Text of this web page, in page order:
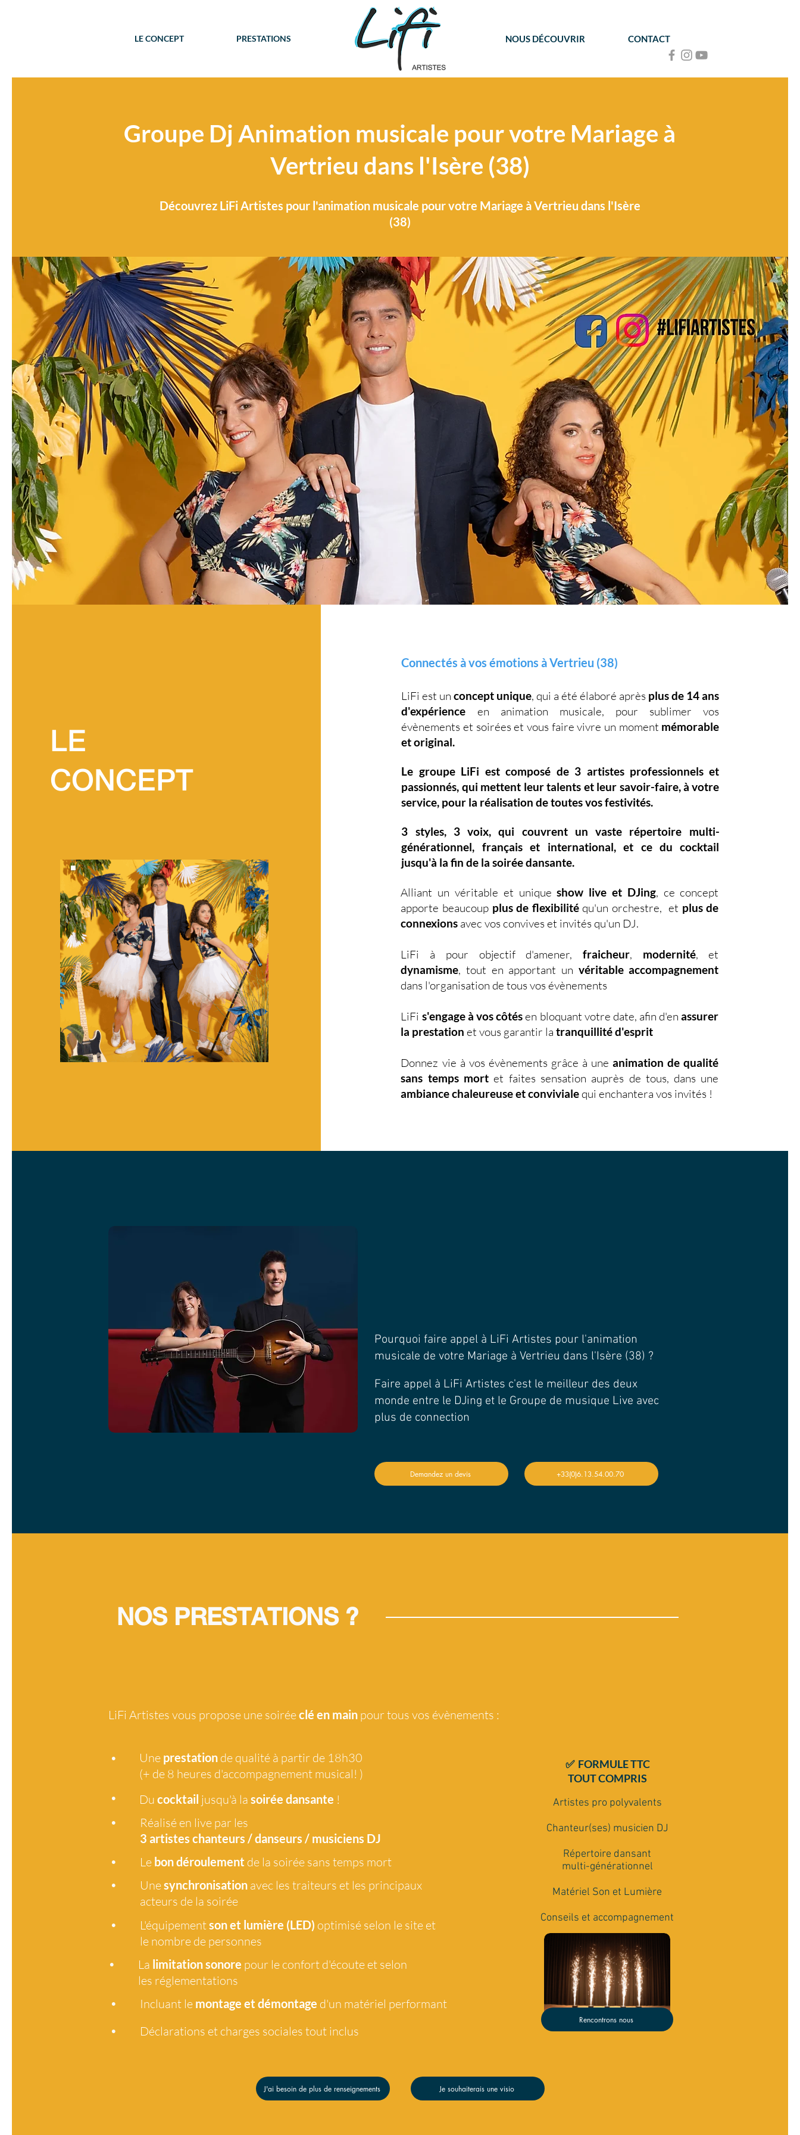
NOUS DÉCOUVRIR CONTACT
LE CONCEPT PRESTATIONS
Groupe Dj Animation musicale pour votre Mariage à
Vertrieu dans l'Isère (38)
Découvrez LiFi Artistes pour l'animation musicale pour votre Mariage à Vertrieu dans l'Isère
(38)
LE
CONCEPT
Connectés à vos émotions à Vertrieu (38)
LiFi est unconcept unique, qui a été élaboré après plus de 14 ans
d'expérience en animation musicale, pour sublimer vos
évènements et soirées et vous faire vivre un moment mémorable
et original.
Le groupe LiFi est composé de 3 artistes professionnels et
passionnés, qui mettent leurtalents et leur savoir-faire,à votre
service, pour la réalisation de toutes vos festivités.
3 styles, 3 voix,qui couvrent un vaste répertoire multi-
générationnel, français et international, et ce ducocktail
jusqu'à la fin de la soirée dansante.
Alliant un véritable et uniqueshow live et DJing, ce concept
apporte beaucoup plus de flexibilitéqu'un orchestre, et plus de
connexions avec vos convives et invités qu'un DJ.
LiFi à pour objectif d'amener,fraicheur, modernité, et
dynamisme, tout en apportant un véritable accompagnement
dans l'organisation de tous vos évènements
LiFi s'engage à vos côtésen bloquant votre date, afin d'enassurer
la prestationet vous garantir latranquillité d'esprit
Donnez vie à vos évènements grâce à uneanimation de qualité
sans temps mort et faites sensation auprès de tous, dans une
ambiance chaleureuse et convivialequi enchantera vos invités !
Pourquoi faire appel à LiFi Artistes pour l'animation
musicale de votre Mariage à Vertrieu dans l'Isère (38) ?
Faire appel à LiFi Artistes c'est le meilleur des deux
monde entre le DJing et le Groupe de musique Live avec
plus de connection
Demandez un devis +33(0)6.13.54.00.70
NOS PRESTATIONS ?
LiFi Artistes vous propose une soiréeclé en main pour tous vos évènements :
• Une prestation de qualité à partir de 18h30
(+ de 8 heures d'accompagnement musical! )
•
Du cocktail jusqu'à la soirée dansante !
•
Réalisé en live par les
3 artistes chanteurs / danseurs / musiciens DJ
• Le bon déroulement de la soirée sans temps mort
•
Unesynchronisation avec les traiteurs et les principaux
acteurs de la soirée
•
L'équipementson et lumière (LED) optimisé selon le site et
le nombre de personnes
•
La limitation sonore pour le confort d'écoute et selon
les réglementations
•
Incluant le montage et démontage d'un matériel performant
•
Déclarations et charges sociales tout inclus
✅ FORMULE TTC
TOUT COMPRIS
Artistes pro polyvalents
Chanteur(ses) musicien DJ
Répertoire dansant
multi-générationnel
Matériel Son et Lumière
Conseils et accompagnement
Rencontrons nous
J'ai besoin de plus de renseignements Je souhaiterais une visio